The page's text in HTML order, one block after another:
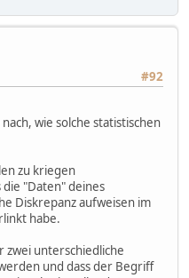
#92
wie solche statistischen
zu kriegen
"Daten" deines
Diskrepanz aufweisen im
habe.
zwei unterschiedliche
und dass der Begriff